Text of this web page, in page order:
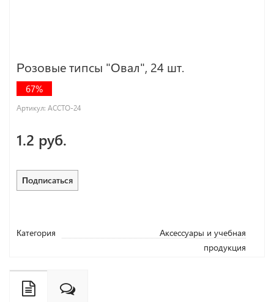
Розовые типсы "Овал", 24 шт.
67%
Артикул: ACCTO-24
1.2 руб.
Подписаться
Категория
Аксессуары и учебная
продукция